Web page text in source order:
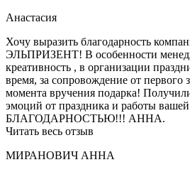
Анастасия
Хочу выразить благодарность
ЭЛЬПРИЗЕНТ! В особенности
креативность , в организации
время, за сопровождение от первого
момента вручения подарка!
эмоций от праздника и работы
БЛАГОДАРНОСТЬЮ!!! АННА.
Читать весь отзыв
МИРАНОВИЧ АННА